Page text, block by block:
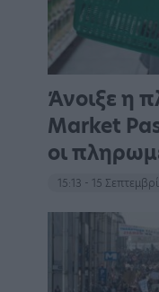
Άνοιξε η
Market
οι
15:13 - 15